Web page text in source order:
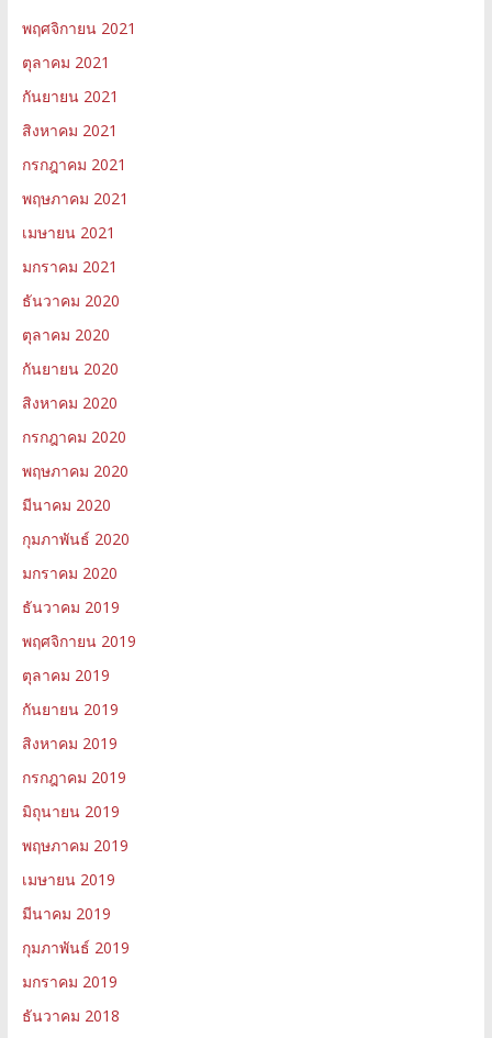
พฤศจิกายน 2021
ตุลาคม 2021
กันยายน 2021
สิงหาคม 2021
กรกฎาคม 2021
พฤษภาคม 2021
เมษายน 2021
มกราคม 2021
ธันวาคม 2020
ตุลาคม 2020
กันยายน 2020
สิงหาคม 2020
กรกฎาคม 2020
พฤษภาคม 2020
มีนาคม 2020
กุมภาพันธ์ 2020
มกราคม 2020
ธันวาคม 2019
พฤศจิกายน 2019
ตุลาคม 2019
กันยายน 2019
สิงหาคม 2019
กรกฎาคม 2019
มิถุนายน 2019
พฤษภาคม 2019
เมษายน 2019
มีนาคม 2019
กุมภาพันธ์ 2019
มกราคม 2019
ธันวาคม 2018